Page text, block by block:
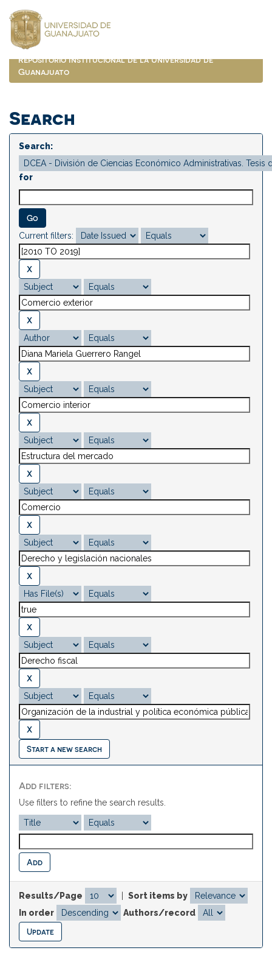
navigation
Repositorio Institucional de la Universidad de
Guanajuato
Search
Search:
for
Current filters:
Start a new search
Add filters:
Use filters to refine the search results.
Results/Page
Sort items by
In order
Authors/record